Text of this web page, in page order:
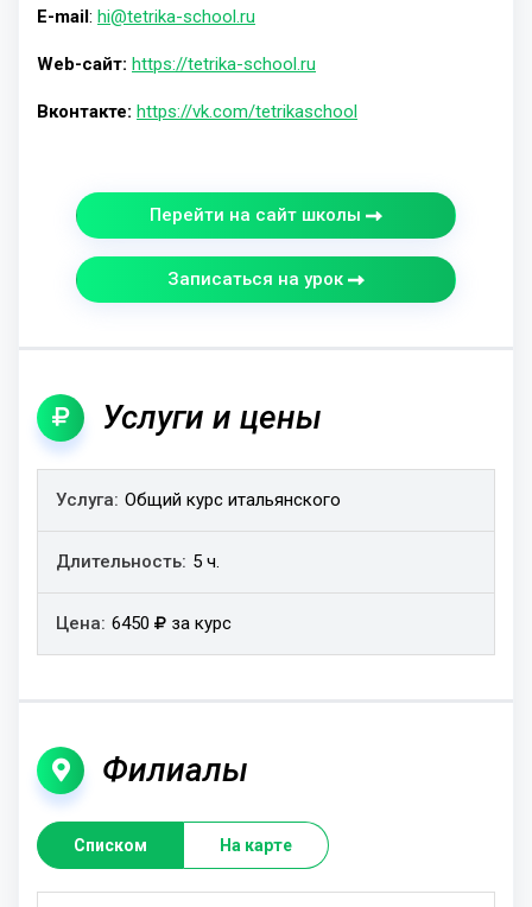
E-mail : hi@tetrika-school.ru
Web-сайт: https://tetrika-school.ru
Вконтакте: https://vk.com/tetrikaschool
Перейти на сайт школы
Записаться на урок
Услуги и цены
Услуга Длительность
Общий курс итальянского
5 ч.
6450 за курс
Филиалы
Списком На карте